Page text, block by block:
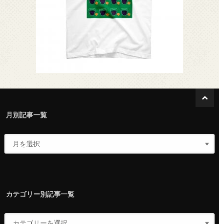
月別記事一覧
カテゴリー別記事一覧